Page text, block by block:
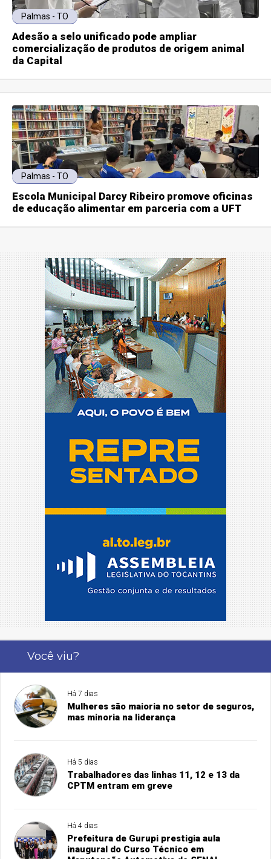
Palmas - TO
Adesão a selo unificado pode ampliar
comercialização de produtos de origem animal
da Capital
Palmas - TO
Escola Municipal Darcy Ribeiro promove oficinas
de educação alimentar em parceria com a UFT
Você viu?
Há 7 dias
Mulheres são maioria no setor de seguros,
mas minoria na liderança
Há 5 dias
Trabalhadores das linhas 11, 12 e 13 da
CPTM entram em greve
Há 4 dias
Prefeitura de Gurupi prestigia aula
inaugural do Curso Técnico em